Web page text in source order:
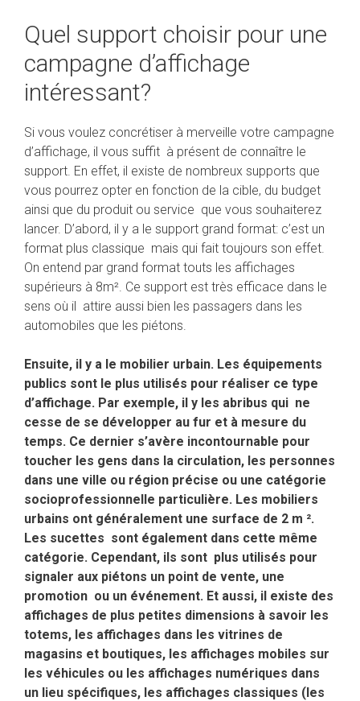
Quel support choisir pour une
campagne d’affichage
intéressant?
Si vous voulez concrétiser à merveille votre campagne
d’affichage, il vous suffit à présent de connaître le
support. En effet, il existe de nombreux supports que
vous pourrez opter en fonction de la cible, du budget
ainsi que du produit ou service que vous souhaiterez
lancer. D’abord, il y a le support grand format: c’est un
format plus classique mais qui fait toujours son effet.
On entend par grand format touts les affichages
supérieurs à 8m². Ce support est très efficace dans le
sens où il attire aussi bien les passagers dans les
automobiles que les piétons.
Ensuite, il y a le mobilier urbain. Les équipements
publics sont le plus utilisés pour réaliser ce type
d’affichage. Par exemple, il y les abribus qui ne
cesse de se développer au fur et à mesure du
temps. Ce dernier s’avère incontournable pour
toucher les gens dans la circulation, les personnes
dans une ville ou région précise ou une catégorie
socioprofessionnelle particulière. Les mobiliers
urbains ont généralement une surface de 2 m ².
Les sucettes sont également dans cette même
catégorie. Cependant, ils sont plus utilisés pour
signaler aux piétons un point de vente, une
promotion ou un événement. Et aussi, il existe des
affichages de plus petites dimensions à savoir les
totems, les affichages dans les vitrines de
magasins et boutiques, les affichages mobiles sur
les véhicules ou les affichages numériques dans
un lieu spécifiques, les affichages classiques (les